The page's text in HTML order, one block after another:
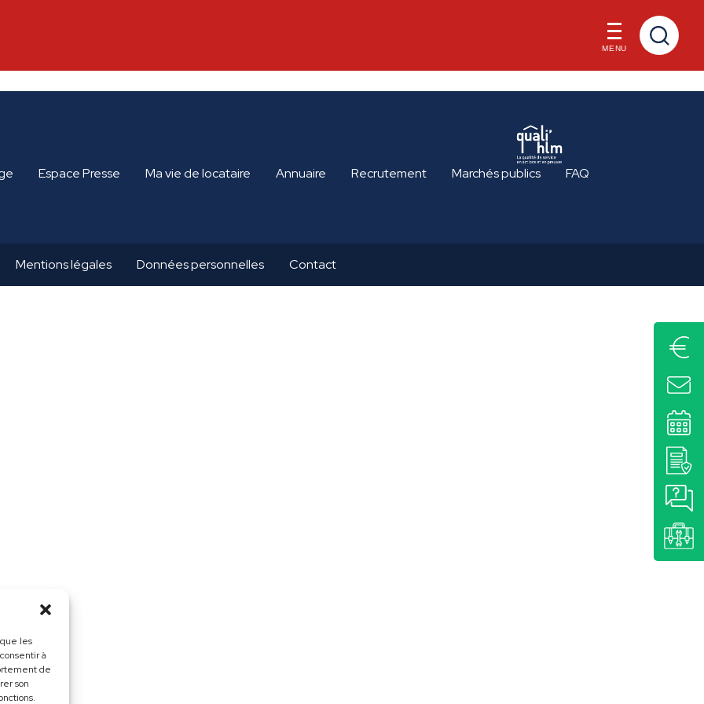
les
à
de
son
MENU
Espace Presse Ma vie de locataire Annuaire Recrutement Marchés publics FAQ
Mentions légales Données personnelles Contact